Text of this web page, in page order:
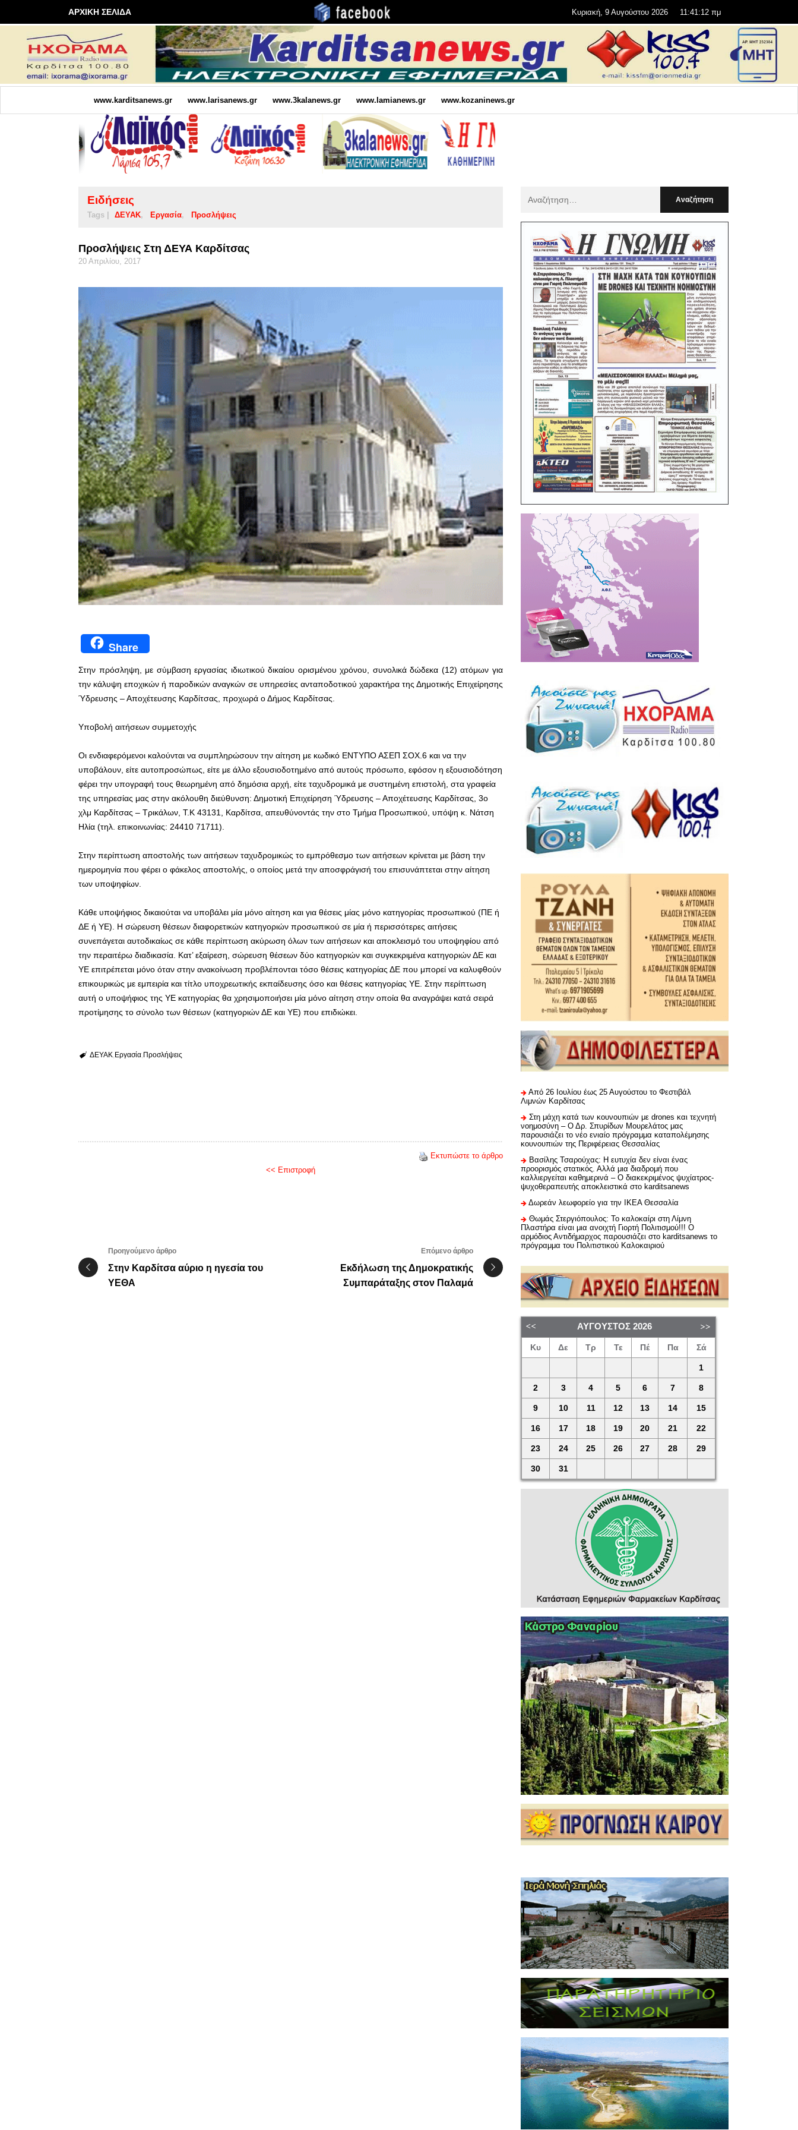
ΑΡΧΙΚΗ ΣΕΛΙΔΑ Κυριακή, 9 Αυγούστου 2026 11:41:13 πμ
www.karditsanews.gr www.larisanews.gr www.3kalanews.gr www.lamianews.gr www.kozaninews.gr
Ειδήσεις
Tags | ΔΕΥΑΚ Εργασία Προσλήψεις
Προσλήψεις Στη ΔΕΥΑ Καρδίτσας
20 Απριλίου, 2017
Share
Στην πρόσληψη, με σύμβαση εργασίας ιδιωτικού δικαίου ορισμένου χρόνου, συνολικά δώδεκα (12) ατόμων για
την κάλυψη εποχικών ή παροδικών αναγκών σε υπηρεσίες ανταποδοτικού χαρακτήρα της Δημοτικής Επιχείρησης
Ύδρευσης – Αποχέτευσης Καρδίτσας, προχωρά ο Δήμος Καρδίτσας.
Υποβολή αιτήσεων συμμετοχής
Οι ενδιαφερόμενοι καλούνται να συμπληρώσουν την αίτηση με κωδικό ΕΝΤΥΠΟ ΑΣΕΠ ΣΟΧ.6 και να την
υποβάλουν, είτε αυτοπροσώπως, είτε με άλλο εξουσιοδοτημένο από αυτούς πρόσωπο, εφόσον η εξουσιοδότηση
φέρει την υπογραφή τους θεωρημένη από δημόσια αρχή, είτε ταχυδρομικά με συστημένη επιστολή, στα γραφεία
της υπηρεσίας μας στην ακόλουθη διεύθυνση: Δημοτική Επιχείρηση Ύδρευσης – Αποχέτευσης Καρδίτσας, 3ο
χλμ Καρδίτσας – Τρικάλων, Τ.Κ 43131, Καρδίτσα, απευθύνοντάς την στο Τμήμα Προσωπικού, υπόψη κ. Νάτση
Ηλία (τηλ. επικοινωνίας: 24410 71711).
Στην περίπτωση αποστολής των αιτήσεων ταχυδρομικώς το εμπρόθεσμο των αιτήσεων κρίνεται με βάση την
ημερομηνία που φέρει ο φάκελος αποστολής, ο οποίος μετά την αποσφράγισή του επισυνάπτεται στην αίτηση
των υποψηφίων.
Κάθε υποψήφιος δικαιούται να υποβάλει μία μόνο αίτηση και για θέσεις μίας μόνο κατηγορίας προσωπικού (ΠΕ ή
ΔΕ ή ΥΕ). Η σώρευση θέσεων διαφορετικών κατηγοριών προσωπικού σε μία ή περισσότερες αιτήσεις
συνεπάγεται αυτοδικαίως σε κάθε περίπτωση ακύρωση όλων των αιτήσεων και αποκλεισμό του υποψηφίου από
την περαιτέρω διαδικασία. Κατ’ εξαίρεση, σώρευση θέσεων δύο κατηγοριών και συγκεκριμένα κατηγοριών ΔΕ και
ΥΕ επιτρέπεται μόνο όταν στην ανακοίνωση προβλέπονται τόσο θέσεις κατηγορίας ΔΕ που μπορεί να καλυφθούν
επικουρικώς με εμπειρία και τίτλο υποχρεωτικής εκπαίδευσης όσο και θέσεις κατηγορίας ΥΕ. Στην περίπτωση
αυτή ο υποψήφιος της ΥΕ κατηγορίας θα χρησιμοποιήσει μία μόνο αίτηση στην οποία θα αναγράψει κατά σειρά
προτίμησης το σύνολο των θέσεων (κατηγοριών ΔΕ και ΥΕ) που επιδιώκει.
ΔΕΥΑΚ Εργασία Προσλήψεις
Εκτυπώστε το άρθρο
<< Επιστροφή
Προηγούμενο άρθρο
Στην Καρδίτσα αύριο η ηγεσία του
ΥΕΘΑ
Επόμενο άρθρο
Εκδήλωση της Δημοκρατικής
Συμπαράταξης στον Παλαμά
:
Από 26 Ιουλίου έως 25 Αυγούστου το Φεστιβάλ
Λιμνών Καρδίτσας
Στη μάχη κατά των κουνουπιών με drones και τεχνητή
νοημοσύνη – Ο Δρ. Σπυρίδων Μουρελάτος μας
παρουσιάζει το νέο ενιαίο πρόγραμμα καταπολέμησης
κουνουπιών της Περιφέρειας Θεσσαλίας
Βασίλης Τσαρούχας: Η ευτυχία δεν είναι ένας
προορισμός στατικός. Αλλά μια διαδρομή που
καλλιεργείται καθημερινά – Ο διακεκριμένος ψυχίατρος-
ψυχοθεραπευτής αποκλειστικά στο karditsanews
Δωρεάν λεωφορείο για την ΙΚΕΑ Θεσσαλία
Θωμάς Στεργιόπουλος: Το καλοκαίρι στη Λίμνη
Πλαστήρα είναι μια ανοιχτή Γιορτή Πολιτισμού!!! Ο
αρμόδιος Αντιδήμαρχος παρουσιάζει στο karditsanews το
πρόγραμμα του Πολιτιστικού Καλοκαιριού
ΑΎΓΟΥΣΤΟΣ 2026
Κυ Δε Τρ Τε Πέ Πα Σά
1
2 3 4 5 6 7 8
9 10 11 12 13 14 15
16 17 18 19 20 21 22
23 24 25 26 27 28 29
30 31